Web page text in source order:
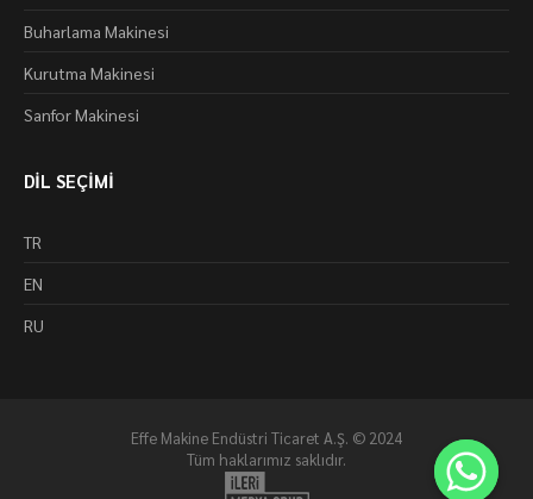
Buharlama Makinesi
Kurutma Makinesi
Sanfor Makinesi
DİL SEÇİMİ
TR
EN
RU
Effe Makine Endüstri Ticaret A.Ş. © 2024
Tüm haklarımız saklıdır.